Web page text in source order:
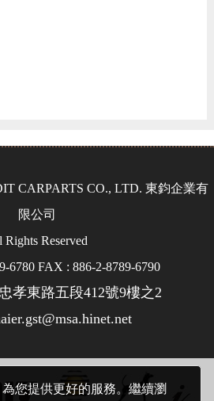
您提供更好的服務。繼續瀏
CARPARTS CO., LTD. 東鈞企業有
限公司
Rights Reserved
6780 FAX : 886-2-8789-6790
孝東路五段412號9樓之2